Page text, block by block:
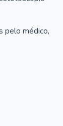
pelo médico,